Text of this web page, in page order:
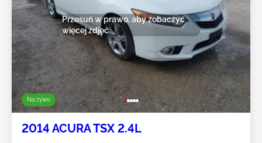
Na żywo
Przesuń w prawo, aby zobaczyć
więcej zdjęć
2014 ACURA TSX 2.4L